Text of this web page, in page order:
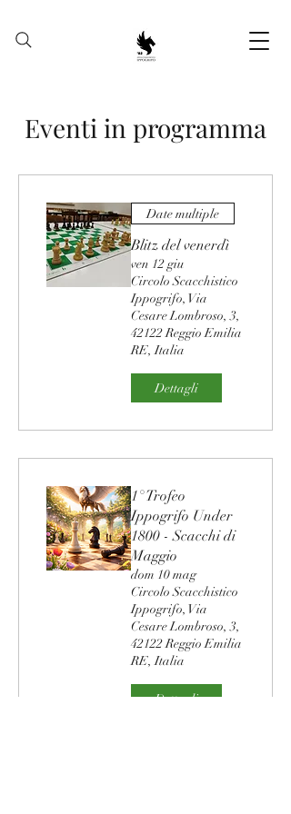
Eventi in programma
Date multiple
Blitz del venerdì
ven 12 giu
Circolo Scacchistico
Ippogrifo, Via
Cesare Lombroso, 3,
42122 Reggio Emilia
RE, Italia
Dettagli
1° Trofeo
Ippogrifo Under
1800 - Scacchi di
Maggio
dom 10 mag
Circolo Scacchistico
Ippogrifo, Via
Cesare Lombroso, 3,
42122 Reggio Emilia
RE, Italia
Dettagli